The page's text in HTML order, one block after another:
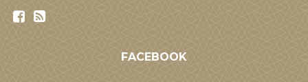
FACEBOOK